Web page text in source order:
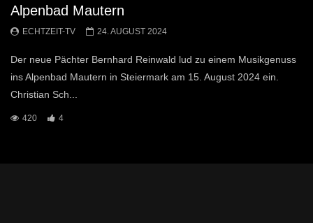
Alpenbad Mautern
ECHTZEIT-TV 24. AUGUST 2024
Der neue Pächter Bernhard Reinwald lud zu einem Musikgenuss
ins Alpenbad Mautern in Steiermark am 15. August 2024 ein.
Christian Sch...
420 4